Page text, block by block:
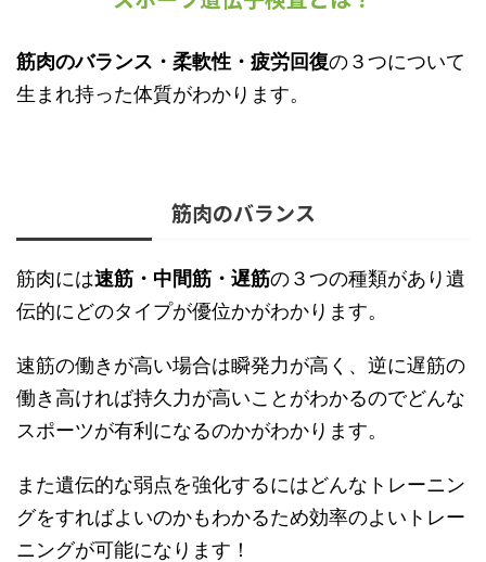
筋肉のバランス・柔軟性・疲労回復の３つについて
生まれ持った体質がわかります。
筋肉のバランス
筋肉には速筋・中間筋・遅筋の３つの種類があり遺
伝的にどのタイプが優位かがわかります。
速筋の働きが高い場合は瞬発力が高く、逆に遅筋の
働き高ければ持久力が高いことがわかるのでどんな
スポーツが有利になるのかがわかります。
また遺伝的な弱点を強化するにはどんなトレーニン
グをすればよいのかもわかるため効率のよいトレー
ニングが可能になります！